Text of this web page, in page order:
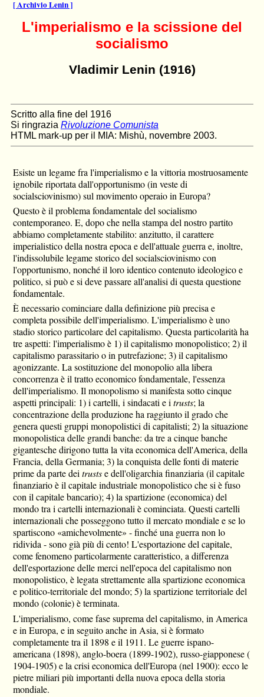
[ Archivio Lenin ]
L'imperialismo e la scissione del
socialismo
Vladimir Lenin (1916)
Scritto alla fine del 1916
Si ringrazia Rivoluzione Comunista
HTML mark-up per il MIA: Mishù, novembre 2003.
Esiste un legame fra l'imperialismo e la vittoria mostruosamente
ignobile riportata dall'opportunismo (in veste di
socialsciovinismo) sul movimento operaio in Europa?
Questo è il problema fondamentale del socialismo
contemporaneo. E, dopo che nella stampa del nostro partito
abbiamo completamente stabilito: anzitutto, il carattere
imperialistico della nostra epoca e dell'attuale guerra e, inoltre,
l'indissolubile legame storico del socialsciovinismo con
l'opportunismo, nonché il loro identico contenuto ideologico e
politico, si può e si deve passare all'analisi di questa questione
fondamentale.
È necessario cominciare dalla definizione più precisa e
completa possibile dell'imperialismo. L'imperialismo è uno
stadio storico particolare del capitalismo. Questa particolarità ha
tre aspetti: l'imperialismo è 1) il capitalismo monopolistico; 2) il
capitalismo parassitario o in putrefazione; 3) il capitalismo
agonizzante. La sostituzione del monopolio alla libera
concorrenza è il tratto economico fondamentale, l'essenza
dell'imperialismo. Il monopolismo si manifesta sotto cinque
aspetti principali: 1) i cartelli, i sindacati e itrusts; la
concentrazione della produzione ha raggiunto il grado che
genera questi gruppi monopolistici di capitalisti; 2) la situazione
monopolistica delle grandi banche: da tre a cinque banche
gigantesche dirigono tutta la vita economica dell'America, della
Francia, della Germania; 3) la conquista delle fonti di materie
prime da parte deitrustse dell'oligarchia finanziaria (il capitale
finanziario è il capitale industriale monopolistico che si è fuso
con il capitale bancario); 4) la spartizione (economica) del
mondo tra i cartelli internazionali è cominciata. Questi cartelli
internazionali che posseggono tutto il mercato mondiale e se lo
spartiscono «amichevolmente» - finché una guerra non lo
ridivida - sono già più di cento! L'esportazione del capitale,
come fenomeno particolarmente caratteristico, a differenza
dell'esportazione delle merci nell'epoca del capitalismo non
monopolistico, è legata strettamente alla spartizione economica
e politico-territoriale del mondo; 5) la spartizione territoriale del
mondo (colonie) è terminata.
L'imperialismo, come fase suprema del capitalismo, in America
e in Europa, e in seguito anche in Asia, si è formato
completamente tra il 1898 e il 1911. Le guerre ispano-
americana (1898), anglo-boera (1899-1902), russo-giapponese (
1904-1905) e la crisi economica dell'Europa (nel 1900): ecco le
pietre miliari più importanti della nuova epoca della storia
mondiale.